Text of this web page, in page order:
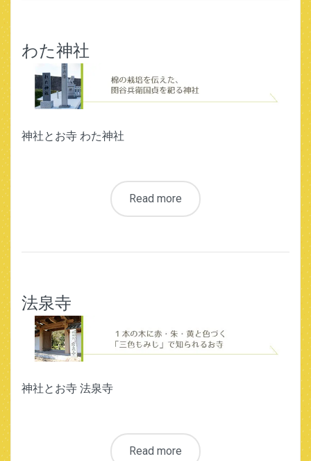
わた神社
神社とお寺 わた神社
Read more
法泉寺
神社とお寺 法泉寺
Read more